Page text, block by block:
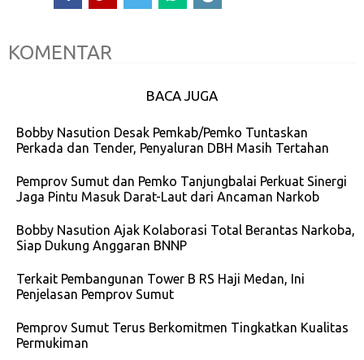
KOMENTAR
BACA JUGA
Bobby Nasution Desak Pemkab/Pemko Tuntaskan
Perkada dan Tender, Penyaluran DBH Masih Tertahan
Pemprov Sumut dan Pemko Tanjungbalai Perkuat Sinergi
Jaga Pintu Masuk Darat-Laut dari Ancaman Narkob
Bobby Nasution Ajak Kolaborasi Total Berantas Narkoba,
Siap Dukung Anggaran BNNP
Terkait Pembangunan Tower B RS Haji Medan, Ini
Penjelasan Pemprov Sumut
Pemprov Sumut Terus Berkomitmen Tingkatkan Kualitas
Permukiman